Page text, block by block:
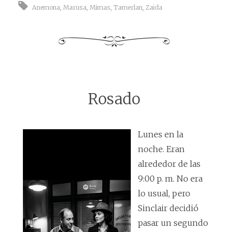
Anemona, Marusa, Mimas, Tamerlan, Zaida
Rosado
Lunes en la
noche. Eran
alrededor de las
9:00 p. m. No era
lo usual, pero
Sinclair decidió
pasar un segundo